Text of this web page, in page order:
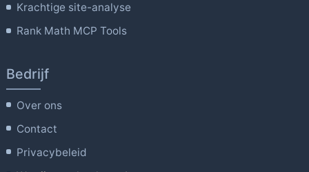
Krachtige site-analyse
Rank Math MCP Tools
Bedrijf
Over ons
Contact
Privacybeleid